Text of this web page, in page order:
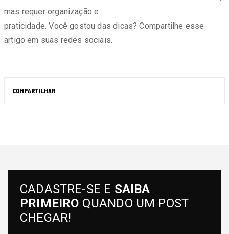
mas requer organização e
praticidade. Você gostou das dicas? Compartilhe esse
artigo em suas redes sociais.
COMPARTILHAR
CADASTRE-SE E SAIBA
PRIMEIRO QUANDO UM POST
CHEGAR!